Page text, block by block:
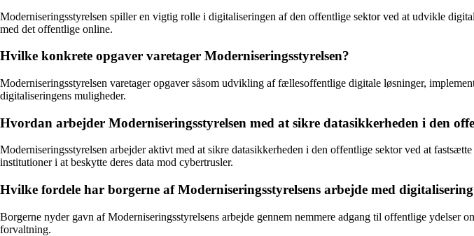
Moderniseringsstyrelsen spiller en vigtig rolle i digitaliseringen af den offentlige sektor ved at udvikle
med det offentlige online.
Hvilke konkrete opgaver varetager Moderniseringsstyrelsen?
Moderniseringsstyrelsen varetager opgaver såsom udvikling af fællesoffentlige digitale løsninger,
digitaliseringens muligheder.
Hvordan arbejder Moderniseringsstyrelsen med at sikre datasikkerheden i den
Moderniseringsstyrelsen arbejder aktivt med at sikre datasikkerheden i den offentlige sektor ved at
institutioner i at beskytte deres data mod cybertrusler.
Hvilke fordele har borgerne af Moderniseringsstyrelsens arbejde med
Borgerne nyder gavn af Moderniseringsstyrelsens arbejde gennem nemmere adgang til offentlige ydelser
forvaltning.